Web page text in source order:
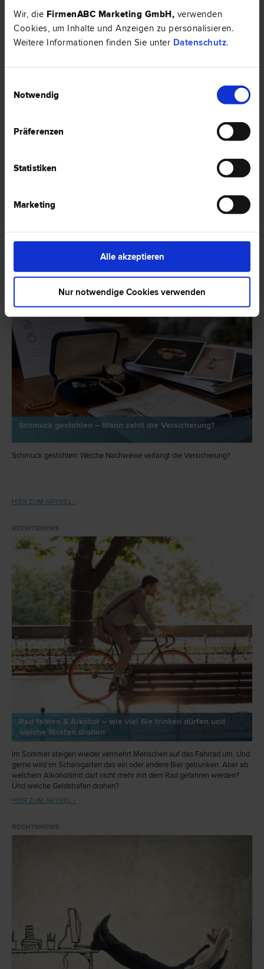
Wir, die FirmenABC Marketing GmbH, verwenden
Cookies, um Inhalte und Anzeigen zu personalisieren.
Weitere Informationen finden Sie unter Datenschutz.
Notwendig
Präferenzen
Statistiken
Marketing
Alle akzeptieren
Nur notwendige Cookies verwenden
5760 Saalfelden am Steinernen Meer
Almer Straße 5
0 Bewertungen
Notar
Almer Straße 8
0 Bewertungen
Rechtsnews & Expertentipps
EXPERTENTIPP
Schmuck gestohlen – Wann zahlt die Versicherung?
Schmuck gestohlen: Welche Nachweise verlangt die Versicherung?
HIER ZUM ARTIKEL ›
Rad fahren & Alkohol – wie viel Sie trinken dürfen und
welche Strafen drohen
Im Sommer steigen wieder vermehrt Menschen auf das Fahrrad um. Und
gerne wird im Schanigarten das ein oder andere Bier getrunken. Aber ab
welchem Alkohollimit darf nicht mehr mit dem Rad gefahren werden?
Und welche Geldstrafen drohen?
HIER ZUM ARTIKEL ›